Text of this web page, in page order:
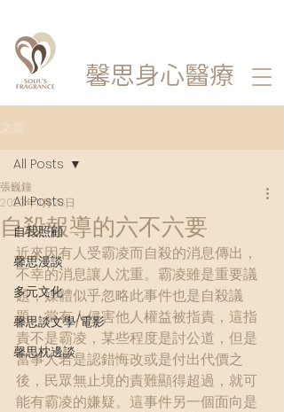
馨思身心醫療
All Posts
自我照顧
馨思漫談
多元文化
馨思談文學/電影
馨思枕邊談
All Posts
自殺報導的六不六要
張巍鐘
2023年11月28日
近來因有人受霸凌而自殺的消息傳出，
不幸的消息讓人沈重。霸凌雖是重要議
題，媒體似乎忽略此事件也是自殺議
題。當有人侵害他人權益被指責，這指
責不是霸凌，某些程度是討公道，但是
當事人若是認錯悔改或是付出代價之
後，民眾無止境的責難顯得超過，就可
能有霸凌的嫌疑。這事件另一個面向是